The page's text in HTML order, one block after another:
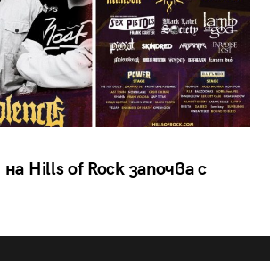
Hills of Rock започва с